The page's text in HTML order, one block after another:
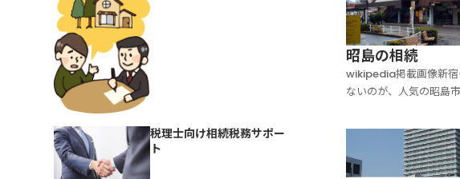
昭島の相続
wikipedia掲載画像新宿
ないのが、人気の昭島
は、土日は家族連れで
水の都。23区と比べて
税理士向け相続税務サポー
ト